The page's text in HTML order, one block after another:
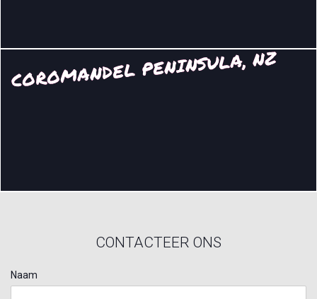
COROMANDEL PENINSULA, NZ
CONTACTEER ONS
Naam